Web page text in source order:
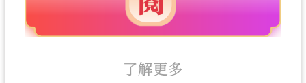
了解更多